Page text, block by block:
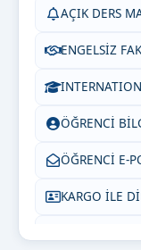
AÇIK DERS
ENGELSİZ
ÖĞRENCİ
ÖĞRENCİ E-
KARGO İLE